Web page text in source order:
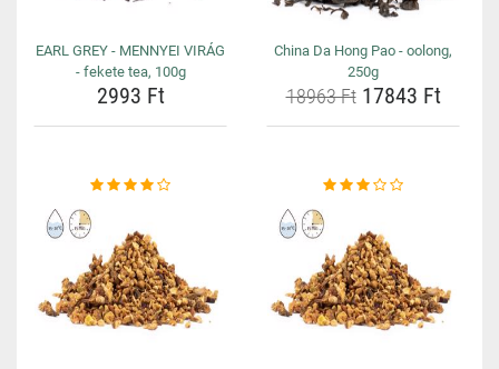
EARL GREY - MENNYEI VIRÁG
- fekete tea, 100g
2993 Ft
China Da Hong Pao - oolong,
250g
18963 Ft17843 Ft